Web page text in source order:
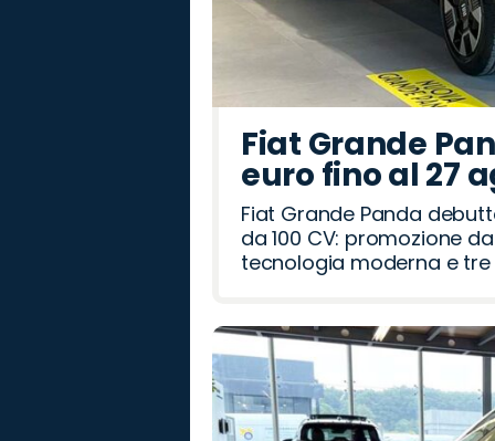
Fiat Grande
euro fino al 27
Fiat Grande Panda
da 100 CV: promozione
tecnologia moderna e